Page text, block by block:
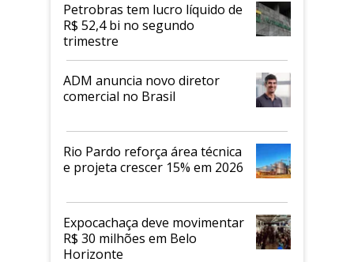
Petrobras tem lucro líquido de
R$ 52,4 bi no segundo
trimestre
ADM anuncia novo diretor
comercial no Brasil
Rio Pardo reforça área técnica
e projeta crescer 15% em 2026
Expocachaça deve movimentar
R$ 30 milhões em Belo
Horizonte